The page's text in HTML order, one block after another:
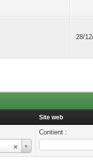
28/
Site web
Contient :